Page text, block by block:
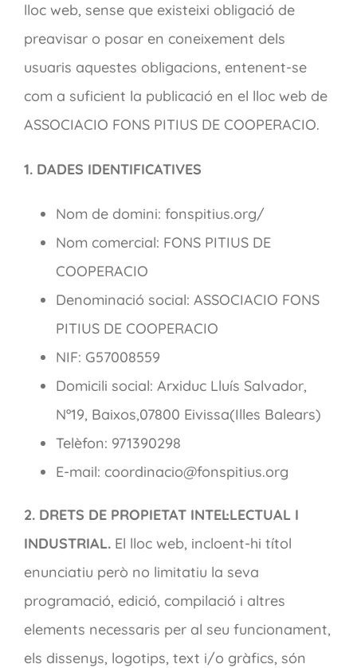
lloc web, sense que existeixi obligació de
preavisar o posar en coneixement dels
usuaris aquestes obligacions, entenent-se
com a suficient la publicació en el lloc web de
ASSOCIACIO FONS PITIUS DE COOPERACIO.
1. DADES IDENTIFICATIVES
Nom de domini: fonspitius.org/
Nom comercial: FONS PITIUS DE
COOPERACIO
Denominació social: ASSOCIACIO FONS
PITIUS DE COOPERACIO
NIF: G57008559
Domicili social: Arxiduc Lluís Salvador,
Nº19, Baixos,07800 Eivissa(Illes Balears)
Telèfon: 971390298
E-mail: coordinacio@fonspitius.org
2. DRETS DE PROPIETAT INTEL·LECTUAL I
INDUSTRIAL.El lloc web, incloent-hi títol
enunciatiu però no limitatiu la seva
programació, edició, compilació i altres
elements necessaris per al seu funcionament,
els dissenys, logotips, text i/o gràfics, són